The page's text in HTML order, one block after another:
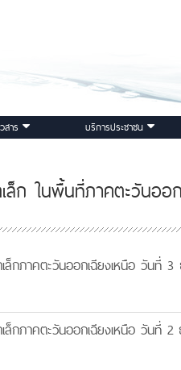
สาร บริการประชาชน
ก ในพื้นที่ภาคตะวันออก
กภาคตะวันออกเฉียงเหนือ วันที่
กภาคตะวันออกเฉียงเหนือ วันที่ 2